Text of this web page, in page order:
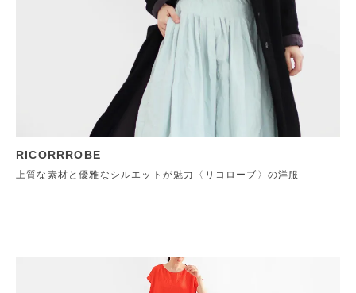
RICORRROBE
上質な素材と優雅なシルエットが魅力〈リコローブ〉の洋服